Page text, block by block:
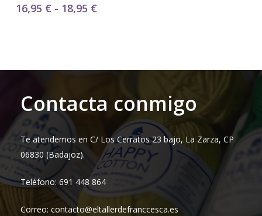
16,95 € - 18,95 €Rango
hasta
Contacta conmigo
Te atendemos en C/ Los Cerratos 23 bajo, La Zarza, CP
06830 (Badajoz).
Teléfono: 691 448 864
Correo: contacto@eltallerdefranccesca.es